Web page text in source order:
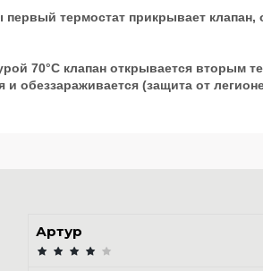
термостат прикрывает клапан,
70°С клапан открывается вторым
и обеззараживается (защита от
Артур